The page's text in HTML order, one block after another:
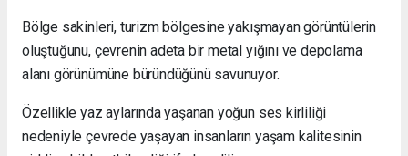
Bölge sakinleri, turizm bölgesine yakışmayan görüntülerin
oluştuğunu, çevrenin adeta bir metal yığını ve depolama
alanı görünümüne büründüğünü savunuyor.
Özellikle yaz aylarında yaşanan yoğun ses kirliliği
nedeniyle çevrede yaşayan insanların yaşam kalitesinin